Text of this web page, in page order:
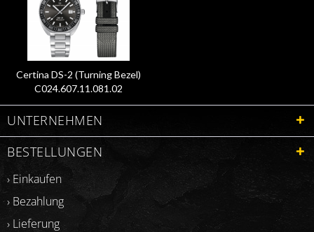
Certina DS-2 (Turning Bezel)
C024.607.11.081.02
UNTERNEHMEN
BESTELLUNGEN
› Einkaufen
› Bezahlung
› Lieferung